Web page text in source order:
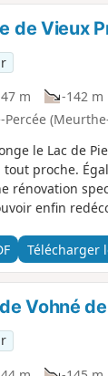
de Vieux
m -142 m
Percée
le Lac de
proche.
rénovation
enfin
Télécharger
Vohné